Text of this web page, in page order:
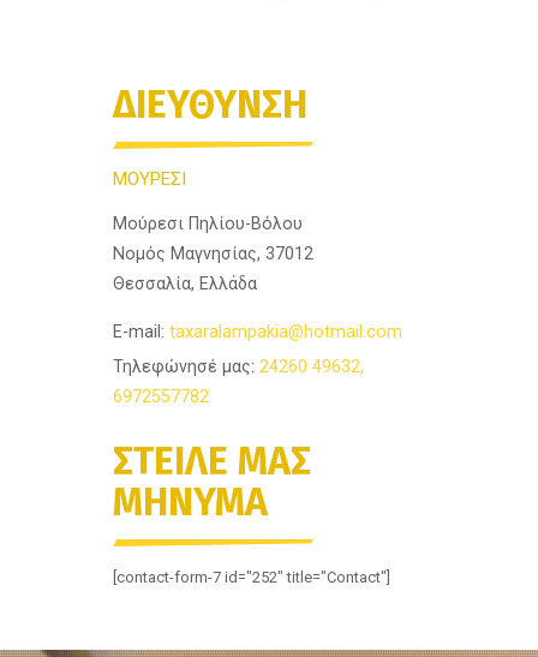
ΔΙΕΥΘΥΝΣΗ
ΜΟΥΡΕΣΙ
Μούρεσι Πηλίου-Βόλου
Νομός Μαγνησίας, 37012
Θεσσαλία, Ελλάδα
E-mail: taxaralampakia@hotmail.com
Τηλεφώνησέ μας: 24260 49632,
6972557782
ΣΤΕΙΛΕ ΜΑΣ
ΜΗΝΥΜΑ
[contact-form-7 id="252" title="Contact"]